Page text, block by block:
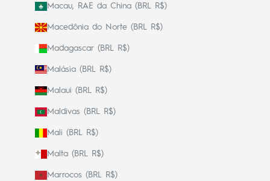
Macau, RAE da China (BRL R$)
Macedônia do Norte (BRL R$)
Madagascar (BRL R$)
Malásia (BRL R$)
Malaui (BRL R$)
Maldivas (BRL R$)
Mali (BRL R$)
Malta (BRL R$)
Marrocos (BRL R$)